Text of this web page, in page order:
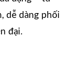
dễ dàng phối
đại.